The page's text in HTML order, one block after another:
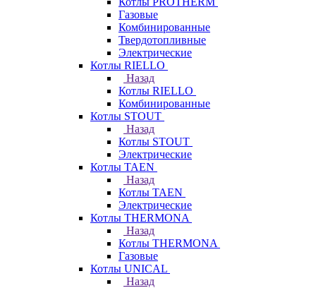
Газовые
Комбинированные
Твердотопливные
Электрические
Котлы RIELLO
Назад
Котлы RIELLO
Комбинированные
Котлы STOUT
Назад
Котлы STOUT
Электрические
Котлы TAEN
Назад
Котлы TAEN
Электрические
Котлы THERMONA
Назад
Котлы THERMONA
Газовые
Котлы UNICAL
Назад